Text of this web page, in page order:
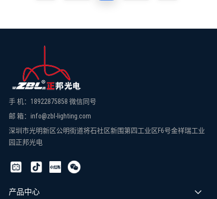
手 机：18922875858 微信同号
邮 箱：info@zbl-lighting.com
深圳市光明新区公明街道将石社区新围第四工业区F6号金祥瑞工业
园正邦光电
产品中心